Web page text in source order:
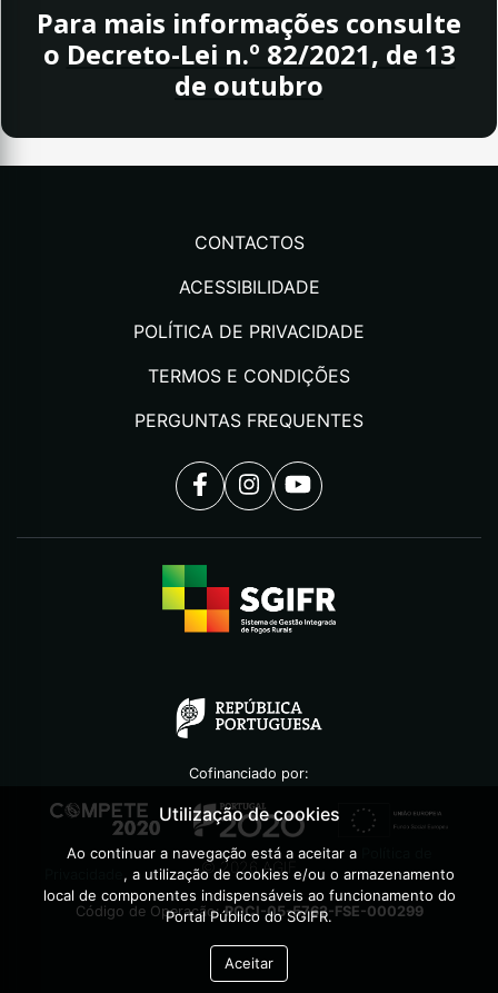
Para mais informações consulte
o Decreto-Lei n.º 82/2021, de 13
de outubro
CONTACTOS
ACESSIBILIDADE
POLÍTICA DE PRIVACIDADE
TERMOS E CONDIÇÕES
PERGUNTAS FREQUENTES
Cofinanciado por:
©2026 AGIF
Código de Operação:POCI-05-5762-FSE-000299
Utilização de cookies
Ao continuar a navegação está a aceitar a
, a utilização de cookies e/ou o armazenamento
local de componentes indispensáveis ao funcionamento do
Portal Público do SGIFR.
Aceitar